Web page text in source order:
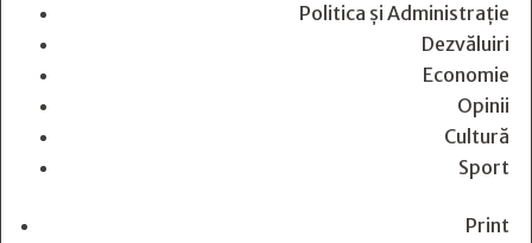
Politica și Administrație
Dezvăluiri
Economie
Opinii
Cultură
Sport
Print